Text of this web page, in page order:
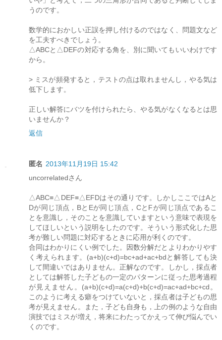
うのです。
数学的におかしい正誤を押し付けるのではなく、問題文など
を工夫すべきでしょう。
△ABCと△DEFの対応する角を、別に聞いてもいいわけです
から。
> ミスが頻発すると，テストの点は取れませんし，やる気は
低下します。
正しい解答にバツを付けられたら、やる気がなくなるとは思
いませんか？
返信
匿名 2013年11月19日 15:42
uncorrelatedさん
△ABC≡△DEF≡△EFDはその通りです。しかしここではAと
Dが同じ頂点，BとEが同じ頂点，CとFが同じ頂点であるこ
とを意識し，そのことを意識していますという意味で表現を
してほしいという説明をしたのです。そういう形式化した思
考が難しい問題に対応するときに応用が利くのです。
合同はわかりにくい例でした。因数分解だとよりわかりやす
く考えられます。(a+b)(c+d)=bc+ad+ac+bdと解答しても決
して間違いではありません。正解なのです。しかし，採点者
としては解答した子どもの一定のパターンに従った思考過程
が見えません。(a+b)(c+d)=a(c+d)+b(c+d)=ac+ad+bc+cd。
このように考える癖をつけていないと，採点者は子どもの思
考が見えません。また，子ども自身も，上の例のような自由
演技ではミスが増え，将来にわたってかえって伸び悩んでい
くのです。